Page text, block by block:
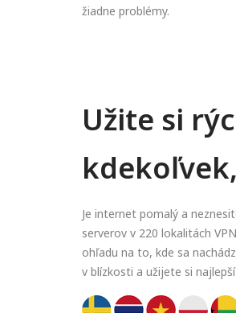
žiadne problémy.
Užite si
Je internet pomalý a
serverov v 220 lokalitách
ohľadu na to, kde sa
v blízkosti a užijete si